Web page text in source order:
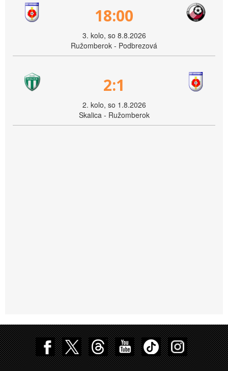
18:00
3. kolo, so 8.8.2026
Ružomberok - Podbrezová
2:1
2. kolo, so 1.8.2026
Skalica - Ružomberok